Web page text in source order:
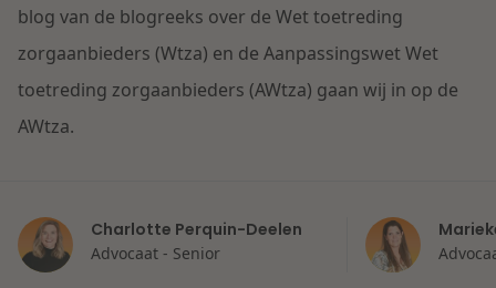
Energie
Zorg & Sociaal domein
Overheid & Omgeving
Dichtbij de kansen en uitdagingen in de
woningbouw
Nieuws
blog van de blogreeks over de Wet toetreding
zorgaanbieders (Wtza) en de Aanpassingswet Wet
toetreding zorgaanbieders (AWtza) gaan wij in op de
AWtza.
Charlotte Perquin-Deelen
Advocaat - Senior